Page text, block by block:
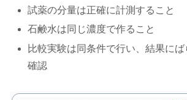
試薬の分量は正確に計測すること
石鹸水は同じ濃度で作ること
比較実験は同条件で行い、結果に
確認